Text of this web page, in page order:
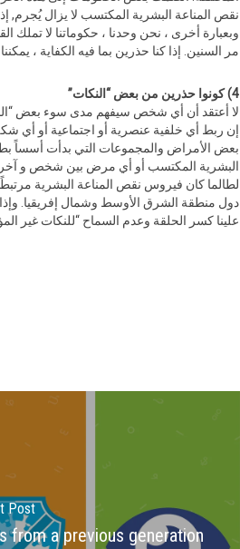
نقص المناعة البشرية المكتسب لا يزال
وبعبارة أخرى ، نحن وحدنا ، حكوماتنا لا تملك
مر السنين. إذا كنا حذرين بما فيه الكفاية ،
4) كونوا حذرين من بعض “النكات”
إن ربط أي خلفية عنصرية أو اجتماعية أو أي
البشرية المكتسب أو أي مرض بين شخص و آخر
لطالما كان فيروس نقص المناعة البشرية
دول منطقة الشرق الأوسط وشمال إفريقيا.
علينا كسر الحلقة وعدم السماح “للنكات غير
Post
from a previous generation